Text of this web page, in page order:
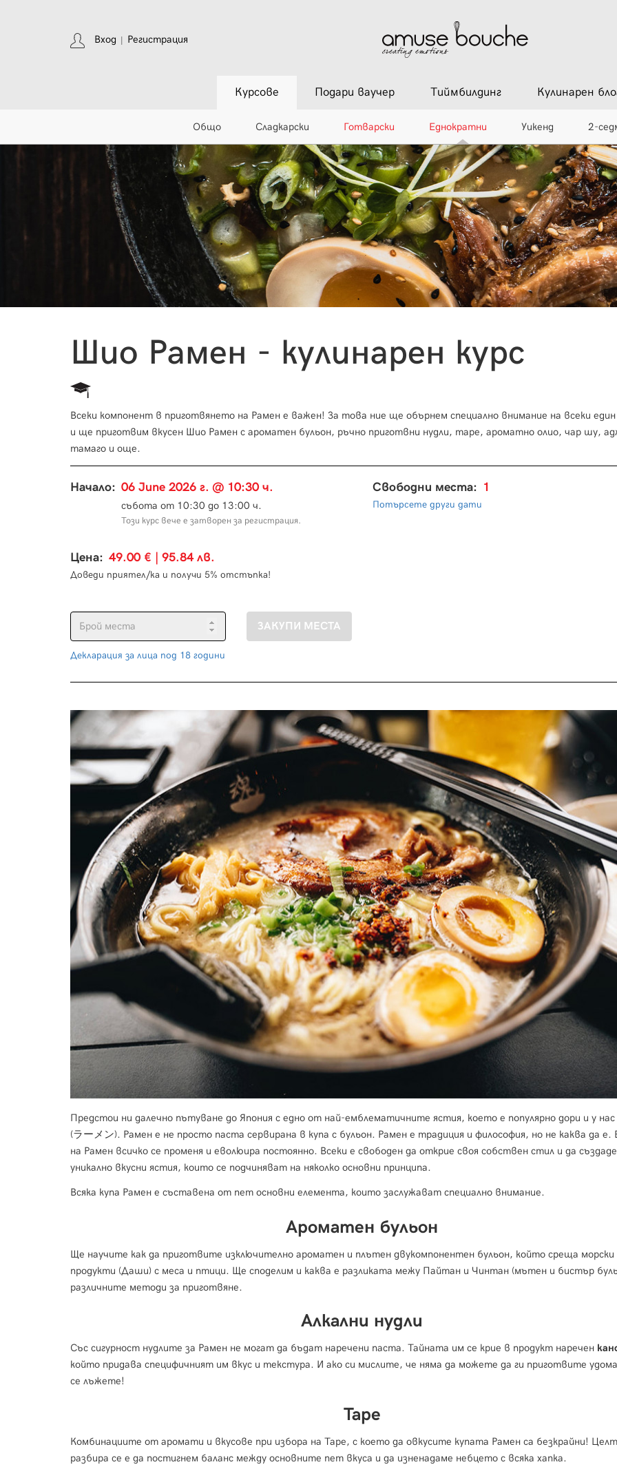
Вход Регистрация
Курсове
Общо Сладкарски Готварски Еднократни Уикенд 2-
Подари ваучер Тиймбилдинг Кулинарен
Шио Рамен - кулинарен курс
Всеки компонент в приготвянето на Рамен е важен! За това ние ще обърнем специално внимание на всеки
и ще приготвим вкусен Шио Рамен с ароматен бульон, ръчно приготвни нудли, таре, ароматно олио, чар шу,
тамаго и още.
Начало: 06 June 2026 г. @ 10:30 ч.
събота от 10:30 до 13:00 ч.
Този курс вече е затворен за регистрация.
Свободни места: 1
Потърсете други дати
Цена: 49.00 € | 95.84 лв.
Доведи приятел/ка и получи 5% отстъпка!
Декларация за лица под 18 години
Предстои ни далечно пътуване до Япония с едно от най-емблематичните ястия, което е популярно дори и у
(ラーメン). Рамен е не просто паста сервирана в купа с бульон. Рамен е традиция и философия, но не каква да е.
на Рамен всичко се променя и еволюира постоянно. Всеки е свободен да открие своя собствен стил и да създаде
уникално вкусни ястия, които се подчиняват на няколко основни принципа.
Всяка купа Рамен е съставена от пет основни елемента, които заслужават специално внимание.
Ароматен бульон
Ще научите как да приготвите изключително ароматен и плътен двукомпонентен бульон, който среща морски
продукти (Даши) с меса и птици. Ще споделим и каква е разликата межу Пайтан и Чинтан (мътен и бистър
различните методи за приготвяне.
Алкални нудли
Със сигурност нудлите за Рамен не могат да бъдат наречени паста. Тайната им се крие в продукт наречен
който придава специфичният им вкус и текстура. И ако си мислите, че няма да можете да ги приготвите
се лъжете!
Таре
Комбинациите от аромати и вкусове при избора на Таре, с което да овкусите купата Рамен са безкрайни!
разбира се е да постигнем баланс между основните пет вкуса и да изненадаме небцето с всяка хапка.